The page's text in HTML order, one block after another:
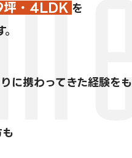
坪・4LDK を
に携わってきた経験をも